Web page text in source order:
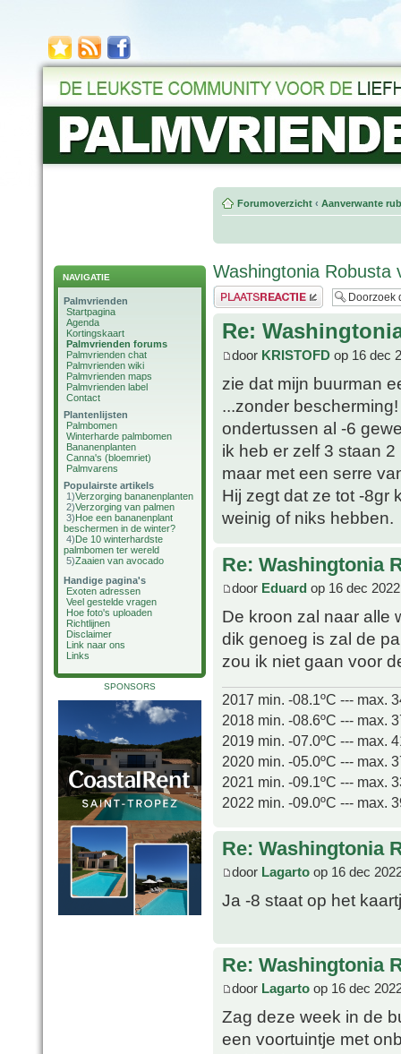
NAVIGATIE
Palmvrienden
Startpagina
Agenda
Kortingskaart
Palmvrienden forums
Palmvrienden chat
Palmvrienden wiki
Palmvrienden maps
Palmvrienden label
Contact
Plantenlijsten
Palmbomen
Winterharde palmbomen
Bananenplanten
Canna's (bloemriet)
Palmvarens
Populairste artikels
1)Verzorging bananenplanten
2)Verzorging van palmen
3)Hoe een bananenplant
beschermen in de winter?
4)De 10 winterhardste
palmbomen ter wereld
5)Zaaien van avocado
Handige pagina's
Exoten adressen
Veel gestelde vragen
Hoe foto's uploaden
Richtlijnen
Disclaimer
Link naar ons
Links
SPONSORS
Forumoverzicht ‹ Aanverwante
Washingtonia Robusta
Plaats een reactie
Re:
door KRISTOFD op 16 dec
zie dat mijn buurman
...zonder bescherming!
ondertussen al -6
ik heb er zelf 3 staan
maar met een serre
Hij zegt dat ze tot -8gr
weinig of niks hebben.
Re: Washingtonia
door Eduard op 16 dec
De kroon zal naar alle
dik genoeg is zal de
zou ik niet gaan voor
2017 min. -08.1ºC --- max.
2018 min. -08.6ºC --- max.
2019 min. -07.0ºC --- max.
2020 min. -05.0ºC --- max.
2021 min. -09.1ºC --- max.
2022 min. -09.0ºC --- max.
Re: Washingtonia
door Lagarto op 16 dec
Ja -8 staat op het
Re: Washingtonia
door Lagarto op 16 dec
Zag deze week in de
een voortuintje met